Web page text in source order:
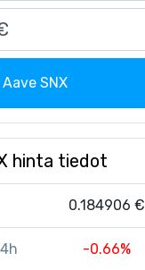
SNX
hinta tiedot
0.184906 €
-0.66%